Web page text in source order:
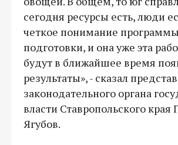
сегодня ресурсы есть, люди
четкое понимание
подготовки, и она уже эта
будут в ближайшее время
результаты», - сказал
законодательного органа
власти Ставропольского края
Ягубов.